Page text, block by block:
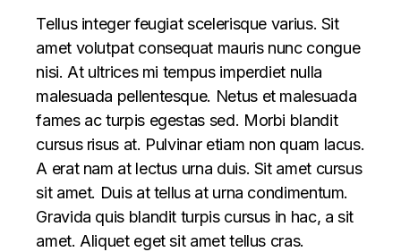
Tellus integer feugiat scelerisque varius. Sit
amet volutpat consequat mauris nunc congue
nisi. At ultrices mi tempus imperdiet nulla
malesuada pellentesque. Netus et malesuada
fames ac turpis egestas sed. Morbi blandit
cursus risus at. Pulvinar etiam non quam lacus.
A erat nam at lectus urna duis. Sit amet cursus
sit amet. Duis at tellus at urna condimentum.
Gravida quis blandit turpis cursus in hac, a sit
amet. Aliquet eget sit amet tellus cras.